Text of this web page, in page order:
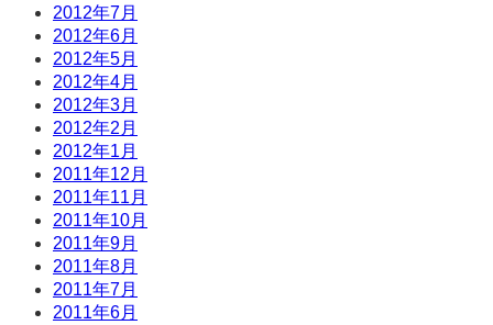
2012年7月
2012年6月
2012年5月
2012年4月
2012年3月
2012年2月
2012年1月
2011年12月
2011年11月
2011年10月
2011年9月
2011年8月
2011年7月
2011年6月